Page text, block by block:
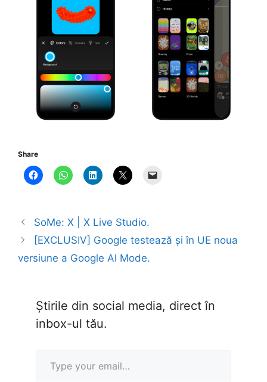
Share
SoMe: X | X Live Studio.
[EXCLUSIV] Google testează și în UE noua
versiune a Google Al Mode.
Știrile din social media, direct în
inbox-ul tău.